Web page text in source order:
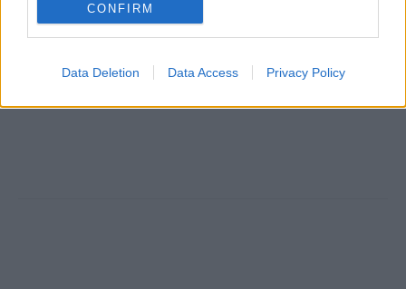
CONFIRM
Data Deletion Data Access Privacy Policy
HS Team